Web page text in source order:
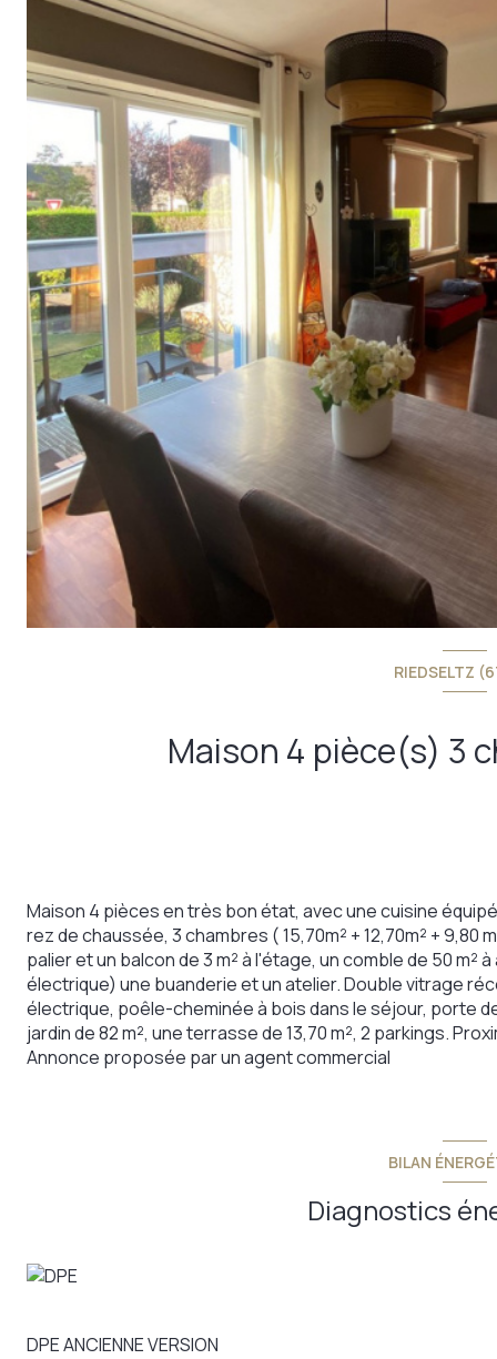
RIEDSELTZ
Maison 4 pièces en très bon état, avec une cuisine
rez de chaussée, 3 chambres ( 15,70m² + 12,70m² + 9,80
palier et un balcon de 3 m² à l'étage, un comble de 50
électrique) une buanderie et un atelier. Double vitrage
électrique, poêle-cheminée à bois dans le séjour, porte
jardin de 82 m², une terrasse de 13,70 m², 2 parkings.
Annonce proposée par un agent commercial
BILAN
Diagnostics
DPE ANCIENNE VERSION